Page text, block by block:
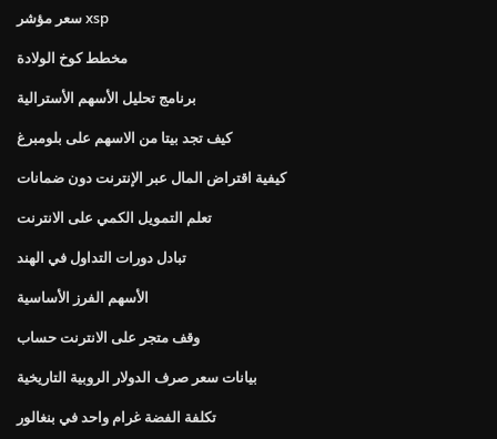
سعر مؤشر xsp
مخطط كوخ الولادة
برنامج تحليل الأسهم الأسترالية
كيف تجد بيتا من الاسهم على بلومبرغ
كيفية اقتراض المال عبر الإنترنت دون ضمانات
تعلم التمويل الكمي على الانترنت
تبادل دورات التداول في الهند
الأسهم الفرز الأساسية
وقف متجر على الانترنت حساب
بيانات سعر صرف الدولار الروبية التاريخية
تكلفة الفضة غرام واحد في بنغالور